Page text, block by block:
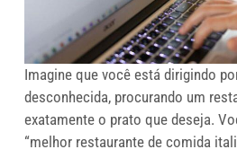
Imagine que você está dirigindo
desconhecida, procurando um
exatamente o prato que deseja.
“melhor restaurante de comida